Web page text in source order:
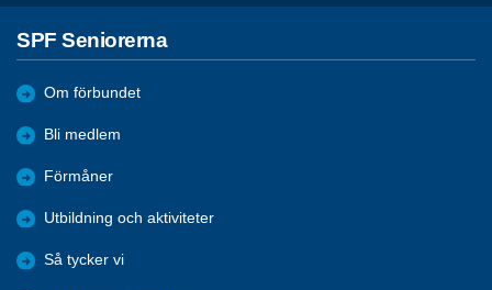
SPF Seniorerna
Om förbundet
Bli medlem
Förmåner
Utbildning och aktiviteter
Så tycker vi